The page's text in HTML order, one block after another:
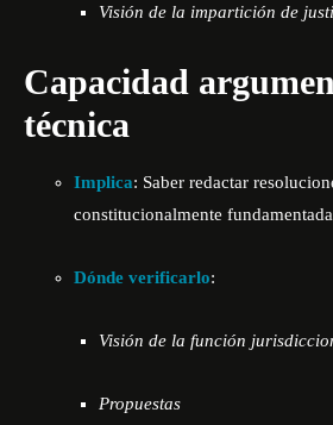
Visión de la impartición de
Capacidad
técnica
Implica: Saber redactar
constitucionalmente
Dónde verificarlo:
Visión de la función
Propuestas